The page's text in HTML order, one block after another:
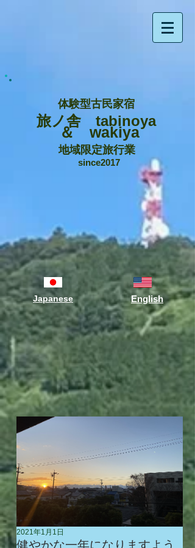
体験型古民家宿
旅ノ舎 tabinoya
＆ wakiya
地域限定旅行業
since2017
Japanese English
健やかな一年になりますよう
2021年1月1日